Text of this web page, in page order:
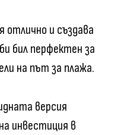
и създава
бил перфектен за
на път за плажа.
версия
инвестиция в